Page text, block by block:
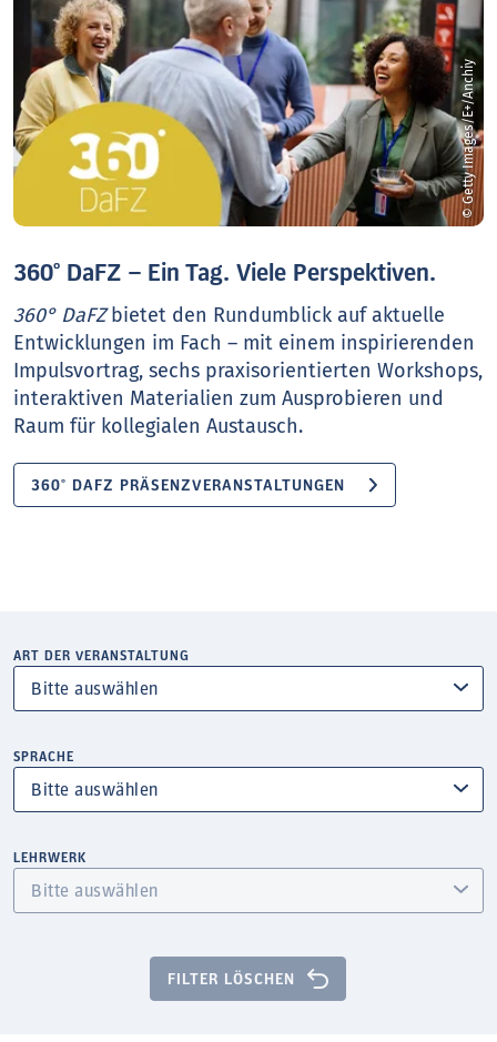
© Getty Images/E+/Anchiy
360° DaFZ – Ein Tag. Viele Perspektiven.
360° DaFZbietet den Rundumblick auf aktuelle
Entwicklungen im Fach – mit einem inspirierenden
Impulsvortrag, sechs praxisorientierten Workshops,
interaktiven Materialien zum Ausprobieren und
Raum für kollegialen Austausch.
360° DAFZ PRÄSENZVERANSTALTUNGEN
ART DER VERANSTALTUNG
SPRACHE
LEHRWERK
FILTER LÖSCHEN